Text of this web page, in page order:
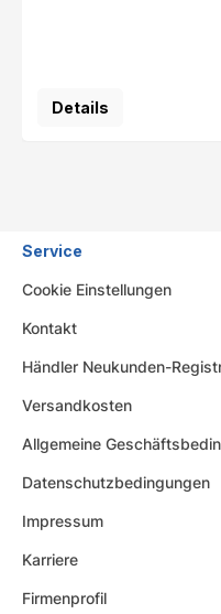
Details
Service
Cookie Einstellungen
Kontakt
Händler Neukunden-
Versandkosten
Allgemeine
Datenschutzbedingungen
Impressum
Karriere
Firmenprofil